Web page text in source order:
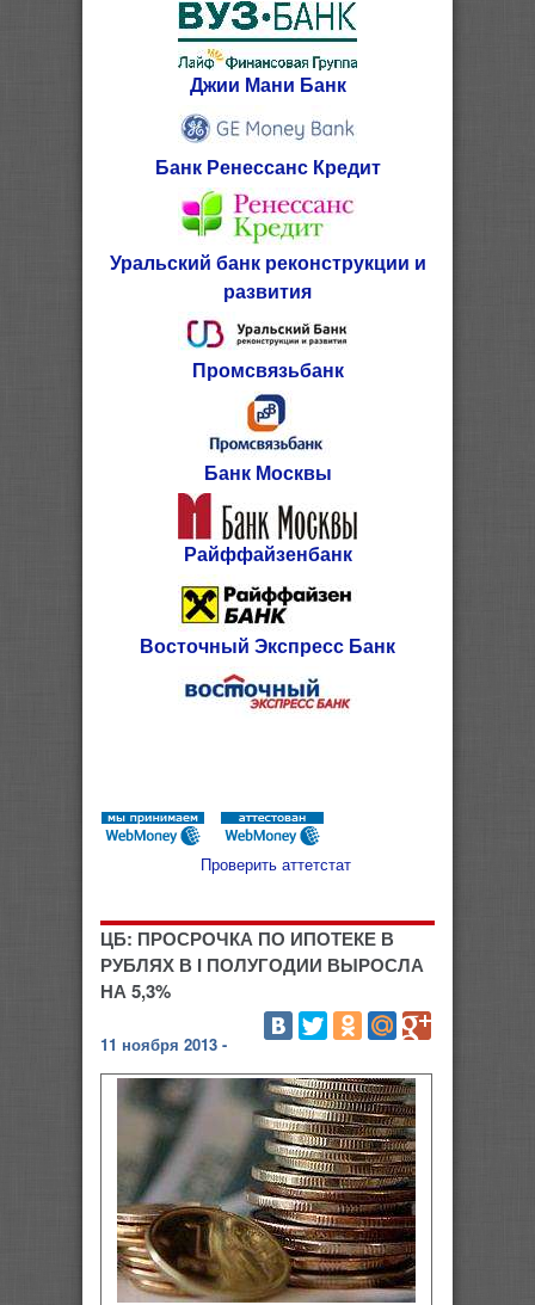
Джии Мани Банк
Банк Ренессанс Кредит
Уральский банк реконструкции и
развития
Промсвязьбанк
Банк Москвы
Райффайзенбанк
Восточный Экспресс Банк
Проверить аттетстат
ЦБ: ПРОСРОЧКА ПО ИПОТЕКЕ В
РУБЛЯХ В I ПОЛУГОДИИ ВЫРОСЛА
НА 5,3%
11 ноября 2013 -